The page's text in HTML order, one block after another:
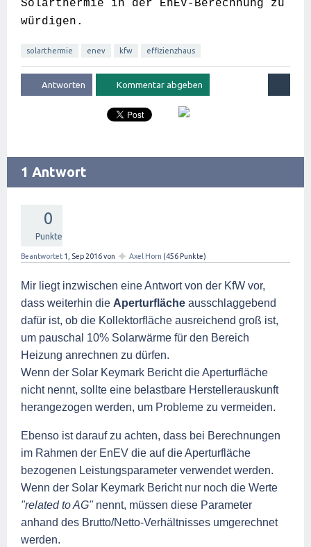
Solarthermie in der EnEV-Berechnung zu
würdigen.
solarthermie enev kfw effizienzhaus
1 Antwort
0
Punkte
Beantwortet 1, Sep 2016von ✦ Axel Horn (456 Punkte)
Mir liegt inzwischen eine Antwort von der KfW vor,
dass weiterhin die Aperturfläche ausschlaggebend
dafür ist, ob die Kollektorfläche ausreichend groß ist,
um pauschal 10% Solarwärme für den Bereich
Heizung anrechnen zu dürfen.
Wenn der Solar Keymark Bericht die Aperturfläche
nicht nennt, sollte eine belastbare Herstellerauskunft
herangezogen werden, um Probleme zu vermeiden.
Ebenso ist darauf zu achten, dass bei Berechnungen
im Rahmen der EnEV die auf die Aperturfläche
bezogenen Leistungsparameter verwendet werden.
Wenn der Solar Keymark Bericht nur noch die Werte
"related to AG" nennt, müssen diese Parameter
anhand des Brutto/Netto-Verhältnisses umgerechnet
werden.